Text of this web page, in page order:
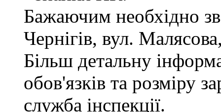
Бажаючим необхідно
Чернігів, вул.
Більш детальну
обов'язків та розміру
служба інспекції.